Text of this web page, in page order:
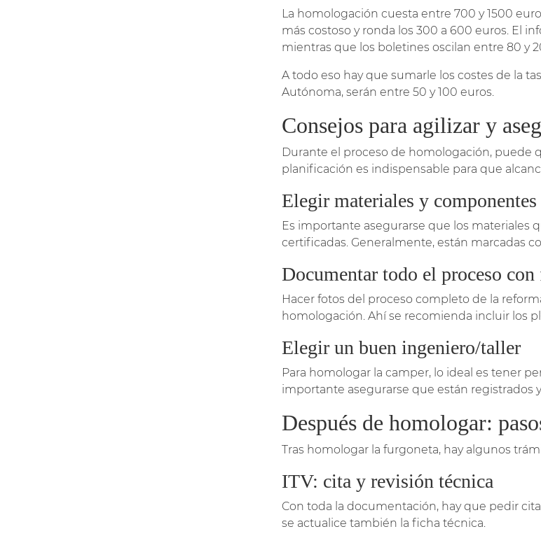
La homologación cuesta entre 700 y 1500
más costoso y ronda los 300 a 600 euros. El
mientras que los boletines oscilan entre 80 y
A todo eso hay que sumarle los costes de la
Autónoma, serán entre 50 y 100 euros.
Consejos para agilizar y
Durante el proceso de homologación, puede
planificación es indispensable para que
Elegir materiales y
Es importante asegurarse que los materiales
certificadas. Generalmente, están marcadas
Documentar todo el proceso
Hacer fotos del proceso completo de la
homologación. Ahí se recomienda incluir los
Elegir un buen ingeniero/taller
Para homologar la camper, lo ideal es tener
importante asegurarse que están registrados
Después de homologar:
Tras homologar la furgoneta, hay algunos
ITV: cita y revisión técnica
Con toda la documentación, hay que pedir
se actualice también la ficha técnica.